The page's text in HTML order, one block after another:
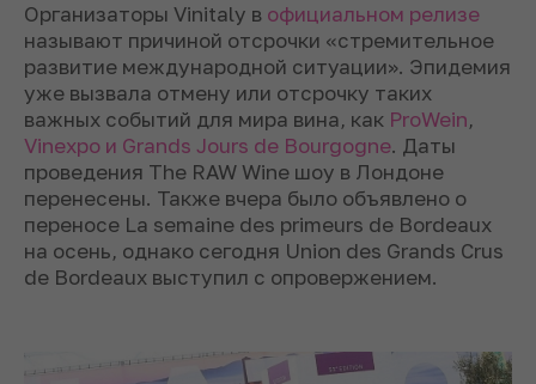
Организаторы Vinitaly в официальном релизе
называют причиной отсрочки «стремительное
развитие международной ситуации». Эпидемия
уже вызвала отмену или отсрочку таких
важных событий для мира вина, как ProWein,
Vinexpo и Grands Jours de Bourgogne. Даты
проведения The RAW Wine шоу в Лондоне
перенесены. Также вчера было объявлено о
переносе La semaine des primeurs de Bordeaux
на осень, однако сегодня Union des Grands Crus
de Bordeaux выступил с опровержением.